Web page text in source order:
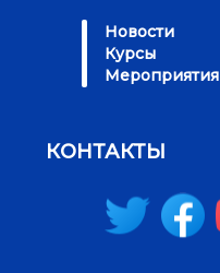
Новости
Курсы
Мероприятия
КОНТАКТЫ